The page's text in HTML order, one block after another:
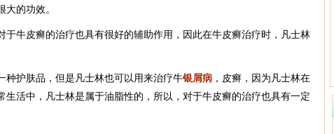
的功效。
于牛皮癣的治疗也具有很好的辅助作用，因此在牛皮癣治疗时，凡士林
种护肤品，但是凡士林也可以用来治疗牛银屑病 ，皮癣，因为凡士林在
生活中，凡士林是属于油脂性的，所以，对于牛皮癣的治疗也具有一定